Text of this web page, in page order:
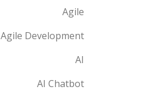
Agile
Agile Development
AI
AI Chatbot